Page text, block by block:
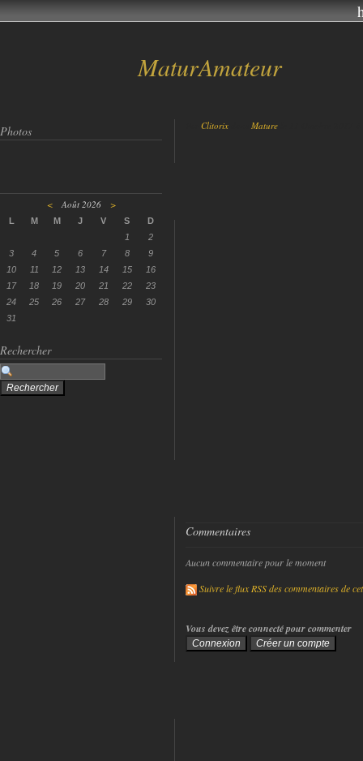
MaturAmateur
Photos
<Août 2026 >
L M M J V S
D
1
2
3
4 5 6 7 8
9
10
11 12 13 14 15
16
17
18 19 20 21 22
23
24
25 26 27 28 29
30
31
Rechercher
Clitorix Mature
Commentaires
Aucun commentaire pour le moment
Suivre le flux RSS des commentaires de
Vous devez être connecté pour commenter